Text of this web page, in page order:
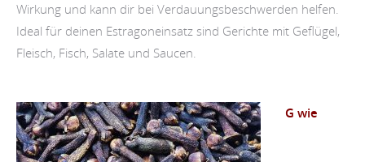
Wirkung und kann dir bei Verdauungsbeschwerden helfen.
Ideal für deinen Estragoneinsatz sind Gerichte mit Geflügel,
Fleisch, Fisch, Salate und Saucen.
G wie